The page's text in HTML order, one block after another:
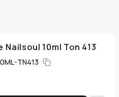
Nailsoul 10ml Ton 413
TN413